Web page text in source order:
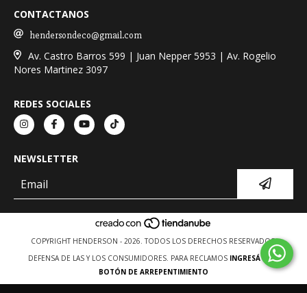
CONTACTANOS
hendersondeco@gmail.com
Av. Castro Barros 599 | Juan Nepper 5953 | Av. Rogelio
Nores Martinez 3097
REDES SOCIALES
NEWSLETTER
COPYRIGHT HENDERSON - 2026. TODOS LOS DERECHOS RESERVADOS.
DEFENSA DE LAS Y LOS CONSUMIDORES. PARA RECLAMOS INGRESÁ ACÁ.
BOTÓN DE ARREPENTIMIENTO